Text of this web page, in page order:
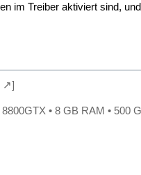
im Treiber aktiviert sind,
]
• 8 GB RAM • 500